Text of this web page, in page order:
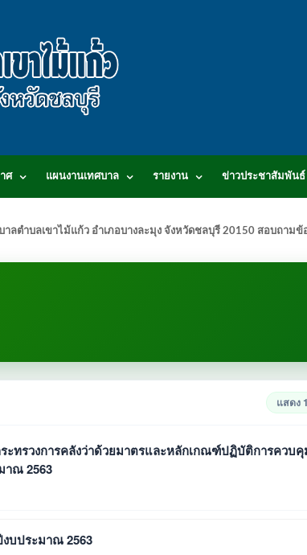
ศ แผนงานเทศบาล รายงาน ข่าวประชาสัมพันธ์
าลตำบลเขาไม้แก้ว อำเภอบางละมุง จังหวัดชลบุรี 20150 สอบถาม
แสดง
ทรวงการคลังว่าด้วยมาตรและหลักเกณฑ์ปฏิบัติการควบ
าณ 2563
บประมาณ 2563